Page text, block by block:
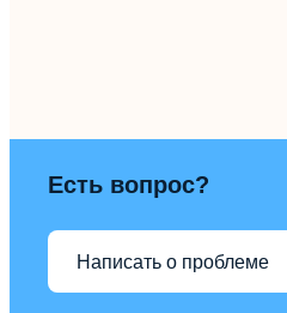
Есть вопрос?
Написать о проблеме